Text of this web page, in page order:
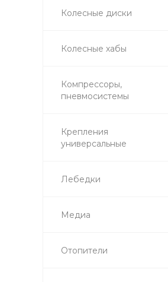
Колесные диски
Колесные хабы
Компрессоры,
пневмосистемы
Крепления
универсальные
Лебедки
Медиа
Отопители